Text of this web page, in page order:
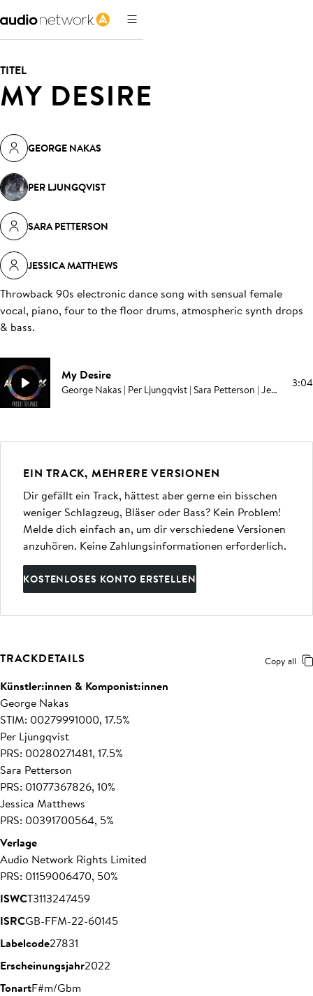
TITEL
MY DESIRE
GEORGE NAKAS
PER LJUNGQVIST
SARA PETTERSON
JESSICA MATTHEWS
Throwback 90s electronic dance song with sensual female
vocal, piano, four to the floor drums, atmospheric synth drops
& bass.
My Desire
George Nakas | Per Ljungqvist | Sara Petterson | Jessica Matthews 3:04
EIN TRACK, MEHRERE VERSIONEN
Dir gefällt ein Track, hättest aber gerne ein bisschen
weniger Schlagzeug, Bläser oder Bass? Kein Problem!
Melde dich einfach an, um dir verschiedene Versionen
anzuhören. Keine Zahlungsinformationen erforderlich.
KOSTENLOSES KONTO ERSTELLEN
TRACKDETAILS Copy all
Künstler:innen & Komponist:innen
George Nakas
STIM: 00279991000, 17.5%
Per Ljungqvist
PRS: 00280271481, 17.5%
Sara Petterson
PRS: 01077367826, 10%
Jessica Matthews
PRS: 00391700564, 5%
Verlage
Audio Network Rights Limited
PRS: 01159006470, 50%
ISWCT3113247459
ISRCGB-FFM-22-60145
Labelcode27831
Erscheinungsjahr2022
TonartF#m/Gbm